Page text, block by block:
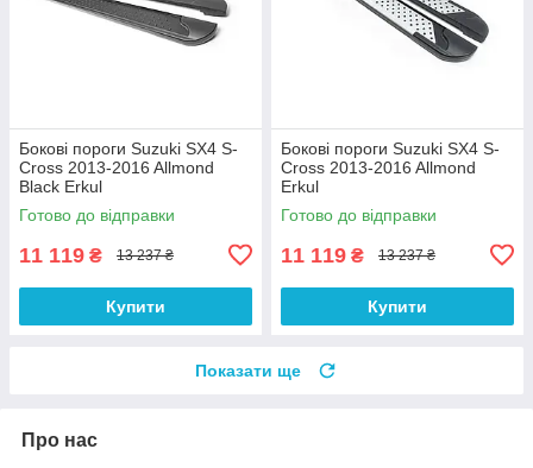
Бокові пороги Suzuki SX4 S-
Cross 2013-2016 Allmond
Black Erkul
Готово до відправки
11 119 ₴ 13 237 ₴
Купити
Бокові пороги Suzuki SX4 S-
Cross 2013-2016 Allmond
Erkul
Готово до відправки
11 119 ₴ 13 237 ₴
Купити
Показати ще
Про нас